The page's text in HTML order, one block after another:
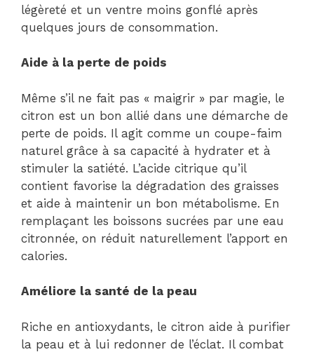
légèreté et un ventre moins gonflé après
quelques jours de consommation.
Aide à la perte de poids
Même s’il ne fait pas « maigrir » par magie, le
citron est un bon allié dans une démarche de
perte de poids. Il agit comme un coupe-faim
naturel grâce à sa capacité à hydrater et à
stimuler la satiété. L’acide citrique qu’il
contient favorise la dégradation des graisses
et aide à maintenir un bon métabolisme. En
remplaçant les boissons sucrées par une eau
citronnée, on réduit naturellement l’apport en
calories.
Améliore la santé de la peau
Riche en antioxydants, le citron aide à purifier
la peau et à lui redonner de l’éclat. Il combat